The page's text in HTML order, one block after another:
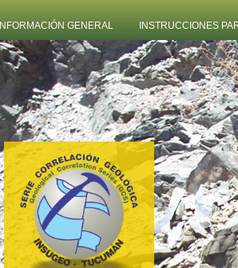
INFORMACIÓN GENERAL INSTRUCCIONES